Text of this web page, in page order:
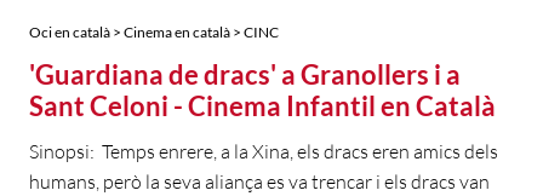
Oci en català > Cinema en català > CINC
'Guardiana de dracs' a Granollers i a
Sant Celoni - Cinema Infantil en Català
Sinopsi: Temps enrere, a la Xina, els dracs eren amics dels
humans, però la seva aliança es va trencar i els dracs van